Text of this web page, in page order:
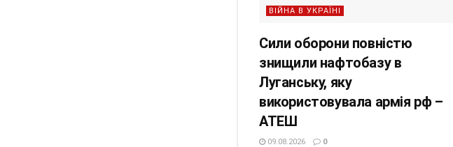
ВІЙНА В УКРАЇНІ
Сили оборони повністю
знищили нафтобазу в
Луганську, яку
використовувала армія рф –
АТЕШ
09.08.2026 0